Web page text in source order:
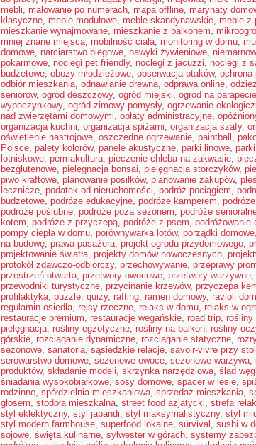
mebli, malowanie po numerach, mapa offline, marynaty
klasyczne, meble modułowe, meble skandynawskie, meble z
mieszkanie wynajmowane, mieszkanie z balkonem,
mniej znane miejsca, mobilność ciała, monitoring w domu,
domowe, narciarstwo biegowe, nawyki żywieniowe,
pokarmowe, noclegi pet friendly, noclegi z jacuzzi, noclegi z
budżetowe, obozy młodzieżowe, obserwacja ptaków, ochrona
odbiór mieszkania, odnawianie drewna, odprawa online,
seniorów, ogród deszczowy, ogród miejski, ogród na parapecie
wypoczynkowy, ogród zimowy pomysły, ogrzewanie
nad zwierzętami domowymi, opłaty administracyjne,
organizacja kuchni, organizacja spiżarni, organizacja szafy,
oświetlenie nastrojowe, oszczędne ogrzewanie, paintball ,
Polsce, palety kolorów, panele akustyczne, parki linowe,
lotniskowe, permakultura, pieczenie chleba na zakwasie,
bezglutenowe, pielęgnacja bonsai, pielęgnacja storczyków,
piwo kraftowe, planowanie posiłków, planowanie zakupów,
lecznicze, podatek od nieruchomości, podróż pociągiem,
budżetowe, podróże edukacyjne, podróże kamperem,
podróże poślubne, podróże poza sezonem, podróże
kotem, podróże z przyczepą, podróże z psem, podróżowanie
pompy ciepła w domu, porównywarka lotów, porządki domowe,
na budowę, prawa pasażera, projekt ogrodu przydomowego,
projektowanie światła, projekty domów nowoczesnych,
protokół zdawczo-odbiorczy, przechowywanie, przeprawy
przestrzeń otwarta, przetwory owocowe, przetwory warzywne,
przewodniki turystyczne, przycinanie krzewów, przyczepa
profilaktyka, puzzle, quizy, rafting, ramen domowy, ravioli
regulamin osiedla, rejsy rzeczne, relaks w domu, relaks w
restauracje premium, restauracje wegańskie, road trip, rośliny
pielęgnacja, rośliny egzotyczne, rośliny na balkon, rośliny
górskie, rozciąganie dynamiczne, rozciąganie statyczne,
sezonowe, sanatoria, sąsiedzkie relacje, savoir-vivre przy
serowarstwo domowe, sezonowe owoce, sezonowe warzywa,
produktów, składanie modeli, skrzynka narzędziowa, ślad
śniadania wysokobiałkowe, sosy domowe, spacer w lesie,
rodzinne, spółdzielnia mieszkaniowa, sprzedaż mieszkania,
głosem, stodoła mieszkalna, street food azjatycki, strefa
styl eklektyczny, styl japandi, styl maksymalistyczny, styl
styl modern farmhouse, superfood lokalne, survival , sushi w
sojowe, święta kulinarne, sylwester w górach, systemy